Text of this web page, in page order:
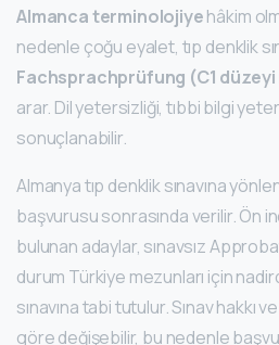
Almanca terminolojiyehâkim
nedenle çoğu eyalet, tıp denklik
Fachsprachprüfung (C1
arar. Dil yetersizliği, tıbbi bilgi
sonuçlanabilir.
Almanya tıp denklik sınavına
başvurusu sonrasında verilir. Ön
bulunan adaylar, sınavsız
durum Türkiye mezunları için
sınavına tabi tutulur. Sınav hakkı
göre değişebilir, bu nedenle